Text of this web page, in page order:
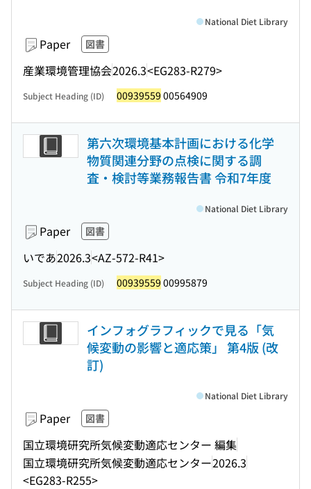
Paper 図書
産業環境管理協会2026.3<EG283-R279>
National Diet Library
Subject Heading (ID) 00939559 00564909
第六次環境基本計画における化学
物質関連分野の点検に関する調
査・検討等業務報告書 令和7年度
Paper 図書
いであ2026.3<AZ-572-R41>
National Diet Library
Subject Heading (ID) 00939559 00995879
インフォグラフィックで見る「気
候変動の影響と適応策」 第4版 (改
訂)
Paper 図書
国立環境研究所気候変動適応センター 編集
国立環境研究所気候変動適応センター2026.3
<EG283-R255>
National Diet Library